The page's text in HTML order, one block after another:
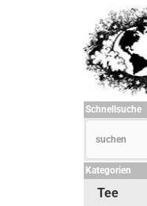
Schnellsuche
Kategorien
Tee